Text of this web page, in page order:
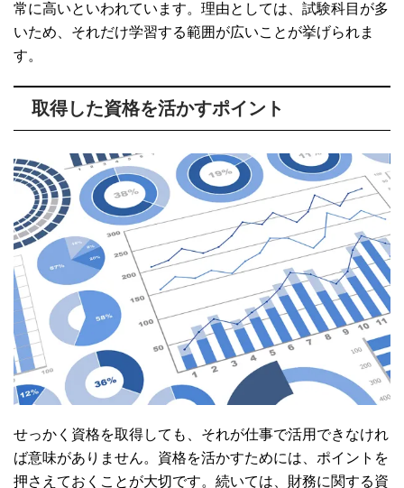
常に高いといわれています。理由としては、試験科目が多
いため、それだけ学習する範囲が広いことが挙げられま
す。
取得した資格を活かすポイント
せっかく資格を取得しても、それが仕事で活用できなけれ
ば意味がありません。資格を活かすためには、ポイントを
押さえておくことが大切です。続いては、財務に関する資